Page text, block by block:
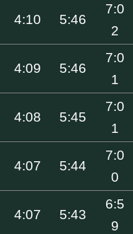
4:10 5:46
7:0
2
4:09 5:46
7:0
1
4:08 5:45
7:0
1
4:07 5:44
7:0
0
4:07 5:43
6:5
9